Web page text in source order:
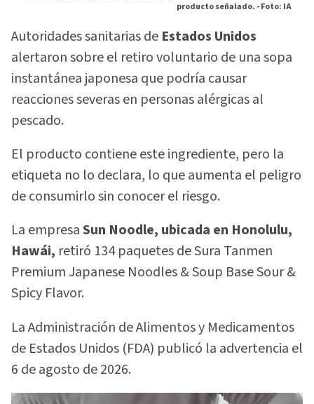
producto señalado. -Foto: IA
Autoridades sanitarias de Estados Unidos
alertaron sobre el retiro voluntario de una sopa
instantánea japonesa que podría causar
reacciones severas en personas alérgicas al
pescado.
El producto contiene este ingrediente, pero la
etiqueta no lo declara, lo que aumenta el peligro
de consumirlo sin conocer el riesgo.
La empresaSun Noodle, ubicada en Honolulu,
Hawái, retiró 134 paquetes de Sura Tanmen
Premium Japanese Noodles & Soup Base Sour &
Spicy Flavor.
La Administración de Alimentos y Medicamentos
de Estados Unidos (FDA) publicó la advertencia el
6 de agosto de 2026.